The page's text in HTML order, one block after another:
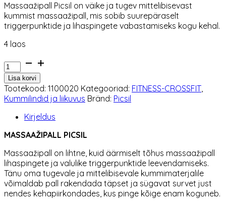
oli:
9,90 €.
on:
8,42 €.
Massaažipall Picsil on väike ja tugev mittelibisevast
kummist massaažipall, mis sobib suurepäraselt
triggerpunktide ja lihaspingete vabastamiseks kogu kehal.
4 laos
Massaažipall
Picsil
kogus
Lisa korvi
Tootekood: 1100020 Kategooriad: FITNESS-CROSSFIT,
Kummilindid ja liikuvus Bränd: Picsil
Kirjeldus
MASSAAŽIPALL PICSIL
Massaažipall on lihtne, kuid äärmiselt tõhus massaažipall
lihaspingete ja valulike triggerpunktide leevendamiseks.
Tänu oma tugevale ja mittelibisevale kummimaterjalile
võimaldab pall rakendada täpset ja sügavat survet just
nendes kehapiirkondades, kus pinge kõige enam koguneb.